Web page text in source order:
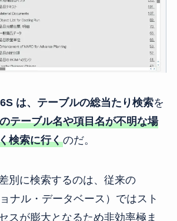
は、テーブルの総当たり検索を
テーブル名や項目名が不明な場
検索に行くのだ。
別に検索するのは、従来の
ナル・データベース）ではスト
スが膨大となるため非効率極ま